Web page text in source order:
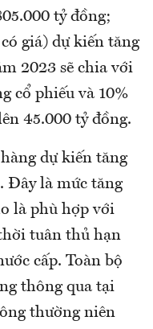
tỷ đồng;
giá) dự kiến tăng
2023 sẽ chia với
cổ phiếu và 10%
45.000 tỷ đồng.
dự kiến tăng
Đây là mức tăng
là phù hợp với
tuân thủ hạn
cấp. Toàn bộ
thông qua tại
thường niên